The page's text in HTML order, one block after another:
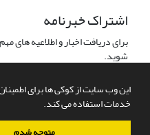
این وب سایت از کوکی ها برای اطمینان
خدمات استفاده می کند.
اشتراک خبرنامه
برای دریافت اخبار و اطلاعیه های
شوید.